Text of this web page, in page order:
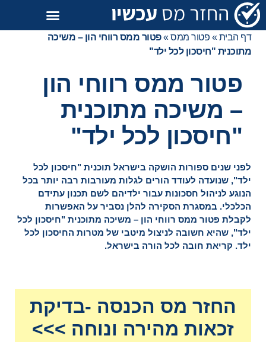
דף הבית» פטור ממס»פטור ממס רווחי הון – משיכה
מתוכנית "חיסכון לכל ילד"
פטור ממס רווחי הון
– משיכה מתוכנית
"חיסכון לכל ילד"
לפני שנים ספורות הושקה בישראל תוכנית "חיסכון לכל
ילד", שנועדה לעודד הורים לגלות מעורבות רבה יותר בכל
הנוגע לניהול חסכונות עבור ילדיהם לשם תכנון עתידם
הכלכלי. במסגרת הסקירה להלן נסביר על האפשרות
לקבלת פטור ממס רווחי הון – משיכה מתוכנית "חיסכון לכל
ילד", שהיא חשובה לניצול מיטבי של מטרות החיסכון לכל
ילד. קריאת חובה לכל הורה בישראל.
החזר מס הכנסה -בדיקת
זכאות מהירה ונוחה >>>